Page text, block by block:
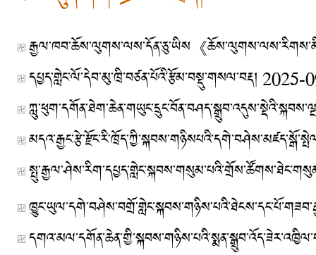
དཔྱད་གླེང་ལོ་དེབ་མུ་ཁྲི་བཙན་པོའི་རྩོམ་བསྡུ་གསལ་བརྡ། 2025-